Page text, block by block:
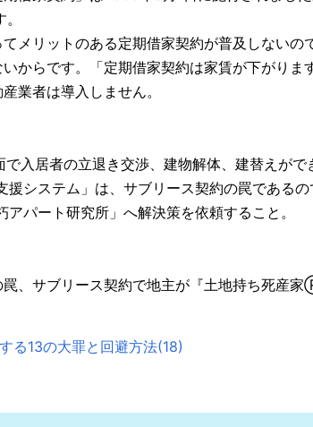
メリットのある定期借家契約が普及しない
からです。「定期借家契約は家賃が下がり
業者は導入しません。
入居者の立退き交渉、建物解体、建替えがで
システム」は、サブリース契約の罠であるの
パート研究所」へ解決策を依頼すること。
罠、サブリース契約で地主が『土地持ち死産
る13の大罪と回避方法(18)